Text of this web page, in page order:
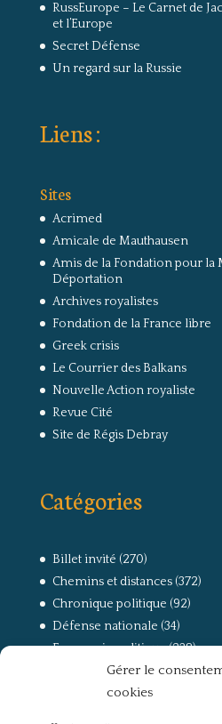
Gérer le
cookies
RussEurope – Le Carnet de
et l’Europe
Secret Défense
Un regard sur la Russie
Liens :
Sites
Acrimed
Amicale de Mauthausen
Amis de la Fondation pour la
Déportation
Archives royalistes
Fondation de la France libre
Greek crisis
Le Courrier des Balkans
Nouvelle Action royaliste
Revue Cité
Site de Régis Debray
Catégories
Billet invité (270)
Chemins et distances(372)
Chronique politique (92)
Défense nationale (34)
Economie politique(238)
(168)
La guerre, la Résistance et la